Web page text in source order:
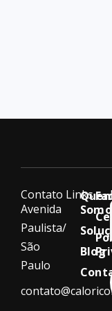
Contato
Avenida
Paulista/
São
Paulo
Links
Somos
Blog